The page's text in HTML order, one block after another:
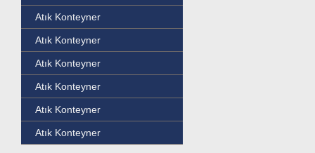
Atık Konteyner
Atık Konteyner
Atık Konteyner
Atık Konteyner
Atık Konteyner
Atık Konteyner